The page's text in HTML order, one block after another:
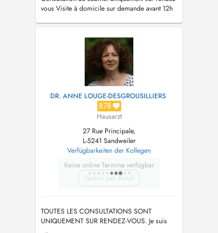
vous Visite à domicile sur demande avant 12h
DR. ANNE LOUGE-DESGROUSILLIERS
878
Hausarzt
27 Rue Principale,
L-5241 Sandweiler
Verfügbarkeiten der Kollegen
Keine online Termine verfügbar
Termin per Anruf
TOUTES LES CONSULTATIONS SONT
UNIQUEMENT SUR RENDEZ-VOUS. Je suis
absente du7 au 16 août et du 21 au 27